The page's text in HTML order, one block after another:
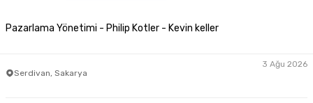
Pazarlama Yönetimi - Philip Kotler - Kevin keller
Serdivan, Sakarya
3 Ağu 2026